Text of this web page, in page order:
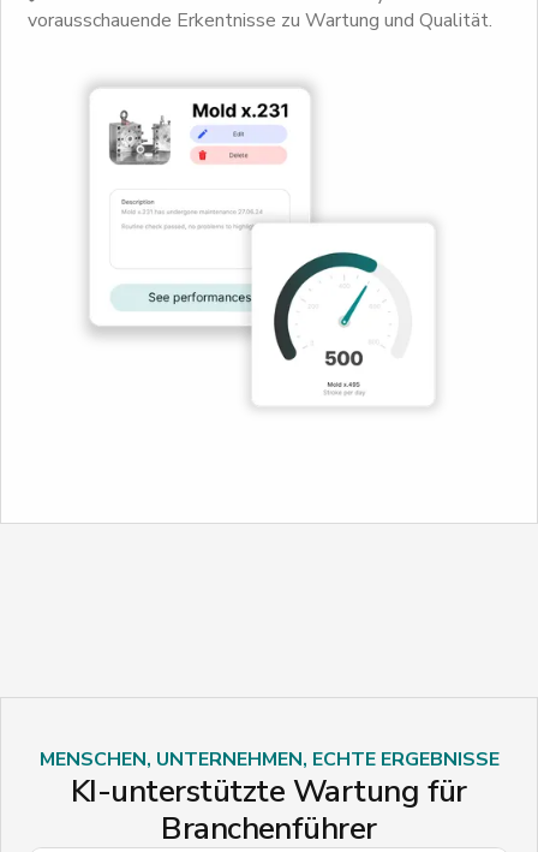
vorausschauende Erkentnisse zu Wartung und Qualität.
MENSCHEN, UNTERNEHMEN, ECHTE ERGEBNISSE
KI-unterstützte Wartung für
Branchenführer